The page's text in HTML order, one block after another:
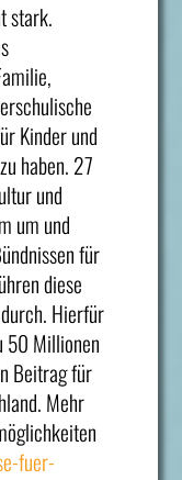
stark.
Kinder und
haben. 27
und
um und
für
diese
Hierfür
50 Millionen
Beitrag für
Mehr
fuer-